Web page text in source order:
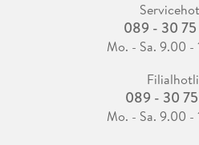
089 - 30
Mo. - Sa. 9.00 -
089 - 30
Mo. - Sa. 9.00 -